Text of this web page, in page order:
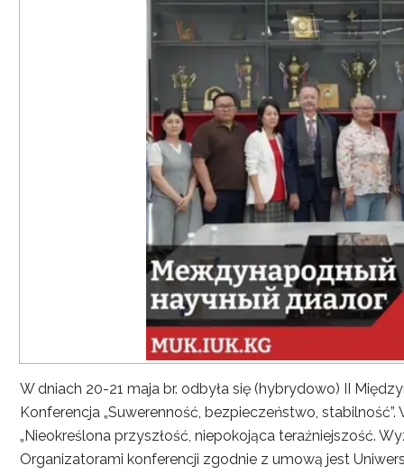
W dniach 20-21 maja br. odbyła się (hybrydowo) II
Konferencja „Suwerenność, bezpieczeństwo,
„Nieokreślona przyszłość, niepokojąca teraźniejszość.
Organizatorami konferencji zgodnie z umową jest